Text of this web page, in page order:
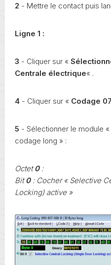
2 - Mettre le contact puis
Ligne 1 :
3 - Cliquer sur «
Centrale électrique« .
4 - Cliquer sur « Codage 07
5 - Sélectionner le module
codage long » :
Octet0:
Bit0: Cocher « Selective
Locking) active »